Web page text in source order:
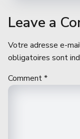
Leave a
Votre adresse e-
obligatoires sont
Comment*